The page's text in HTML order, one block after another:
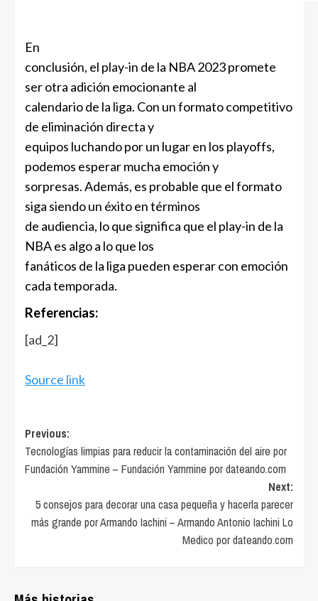
En
conclusión, el play-in de la NBA 2023 promete
ser otra adición emocionante al
calendario de la liga. Con un formato competitivo
de eliminación directa y
equipos luchando por un lugar en los playoffs,
podemos esperar mucha emoción y
sorpresas. Además, es probable que el formato
siga siendo un éxito en términos
de audiencia, lo que significa que el play-in de la
NBA es algo a lo que los
fanáticos de la liga pueden esperar con emoción
cada temporada.
Referencias:
[ad_2]
Source link
Post
navigation
Previous:
Tecnologías limpias para reducir la contaminación del aire por
Fundación Yammine – Fundación Yammine por dateando.com
Next:
5 consejos para decorar una casa pequeña y hacerla parecer
más grande por Armando Iachini – Armando Antonio Iachini Lo
Medico por dateando.com